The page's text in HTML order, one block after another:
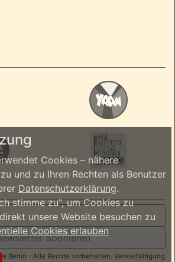
abonieren
Berlin - Alle Rechte vorbehalten. Vervielfältigung
Cookies – nähere
und zu Ihren Rechten als Benutzer
Datenschutzerklärung.
stimme zu", um Cookies zu
unsere Website besuchen zu
Cookies erlauben